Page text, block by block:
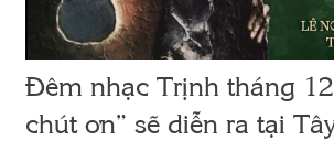
Đêm nhạc Trịnh tháng
chút ơn” sẽ diễn ra tại